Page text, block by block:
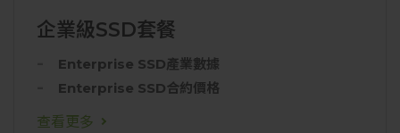
企業級SSD套餐
Enterprise SSD產業數據
Enterprise SSD合約價格
查看更多